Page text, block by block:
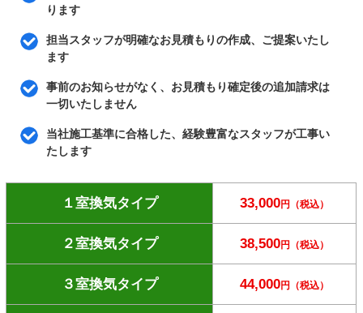
ります
担当スタッフが明確なお見積もりの作成、ご提案いたし
ます
事前のお知らせがなく、お見積もり確定後の追加請求は
一切いたしません
当社施工基準に合格した、経験豊富なスタッフが工事い
たします
１室換気タイプ 33,000円（税込）
２室換気タイプ 38,500円（税込）
３室換気タイプ 44,000円（税込）